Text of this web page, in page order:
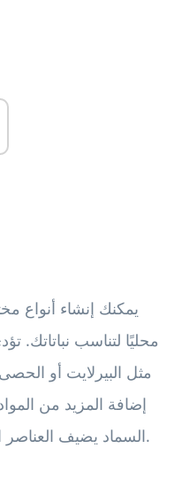
يمكنك إنشاء أنواع
محليًا لتناسب نباتاتك.
مثل البيرلايت أو
إضافة المزيد من
السماد يضيف العناصر الغذائية ويساعد في احتباس الماء.